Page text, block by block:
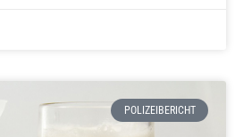
POLIZEIBERICHT